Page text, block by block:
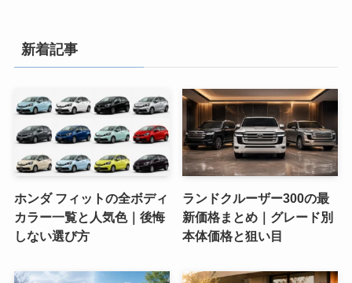
新着記事
ホンダ フィットの全ボディ
カラー一覧と人気色｜後悔
しない選び方
ランドクルーザー300の最
新価格まとめ｜グレード別
本体価格と狙い目